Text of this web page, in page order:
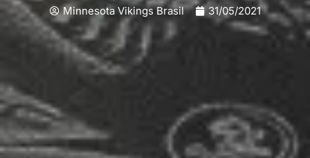
Minnesota Vikings Brasil 31/05/2021